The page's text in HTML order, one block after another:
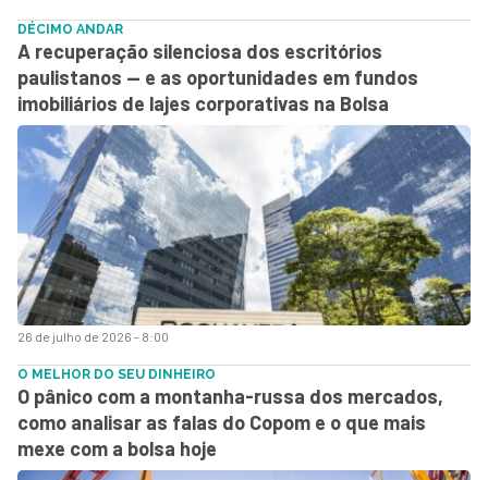
26 de julho de 2026 - 8:00
DÉCIMO ANDAR
A recuperação silenciosa dos escritórios
paulistanos — e as oportunidades em fundos
imobiliários de lajes corporativas na Bolsa
O MELHOR DO SEU DINHEIRO
O pânico com a montanha-russa dos mercados,
como analisar as falas do Copom e o que mais
mexe com a bolsa hoje